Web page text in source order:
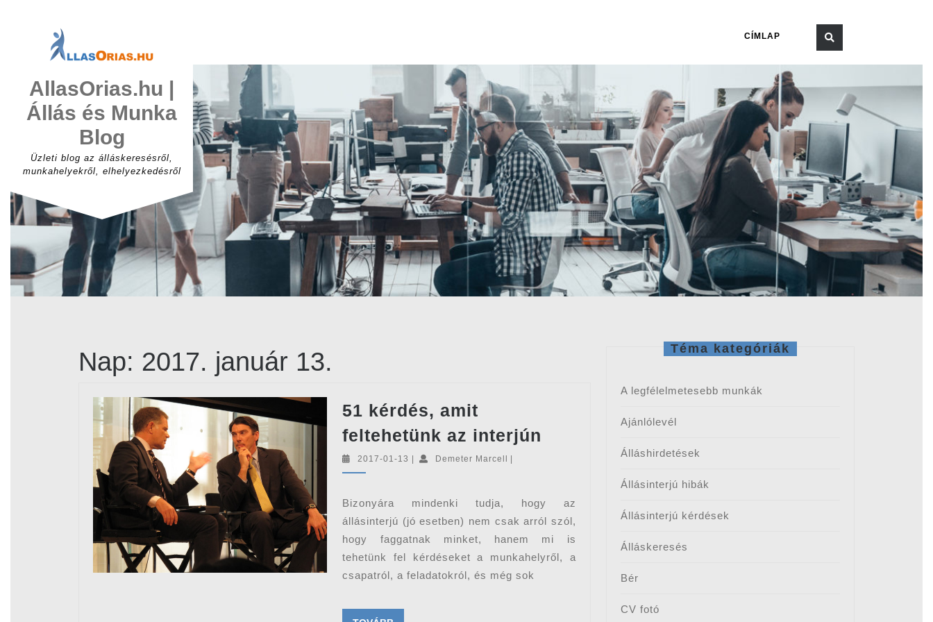
AllasOrias.hu |
Állás és Munka
Blog
Üzleti blog az álláskeresésről,
munkahelyekről, elhelyezkedésről
CÍMLAP
Nap: 2017. január 13.
51 kérdés, amit
feltehetünk az interjún
feltehetünk
az
interjún
2017-01-13 2017-
| Demeter Marcell Demeter
|
Bizonyára mindenki tudja, hogy az
állásinterjú (jó esetben) nem csak arról szól,
hogy faggatnak minket, hanem mi is
tehetünk fel kérdéseket a munkahelyről, a
csapatról, a feladatokról, és még sok
Téma kategóriák
A legfélelmetesebb munkák
Ajánlólevél
Álláshirdetések
Állásinterjú hibák
Állásinterjú kérdések
Álláskeresés
Bér
CV fotó